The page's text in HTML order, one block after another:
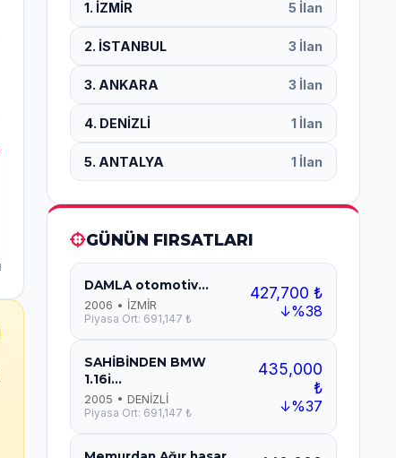
1. İZMİR 5 İlan
2. İSTANBUL 3 İlan
3. ANKARA 3 İlan
4. DENİZLİ 1 İlan
5. ANTALYA 1 İlan
GÜNÜN FIRSATLARI
DAMLA otomotiv...
2006 • İZMİR
Piyasa Ort: 691,147 ₺
427,700 ₺
↓%38
SAHİBİNDEN BMW
1.16i...
2005 • DENİZLİ
Piyasa Ort: 691,147 ₺
435,000
₺
↓%37